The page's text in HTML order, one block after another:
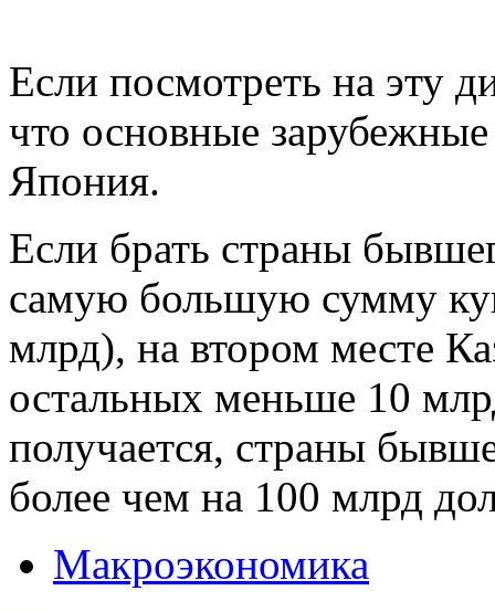
Если посмотреть на эту
что основные
Япония.
Если брать страны
самую большую сумму
млрд), на втором месте
остальных меньше 10
получается, страны
более чем на 100 млрд
Макроэкономика